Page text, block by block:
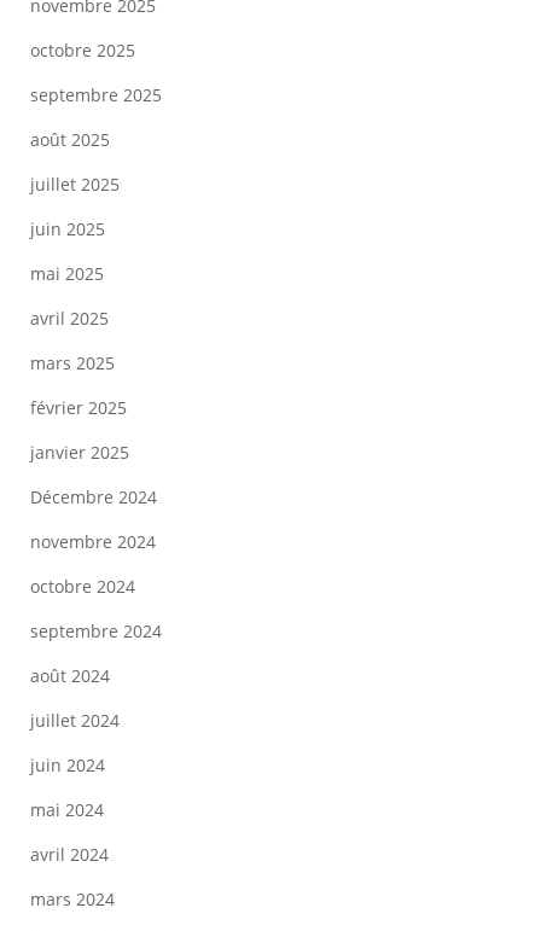
novembre 2025
octobre 2025
septembre 2025
août 2025
juillet 2025
juin 2025
mai 2025
avril 2025
mars 2025
février 2025
janvier 2025
Décembre 2024
novembre 2024
octobre 2024
septembre 2024
août 2024
juillet 2024
juin 2024
mai 2024
avril 2024
mars 2024